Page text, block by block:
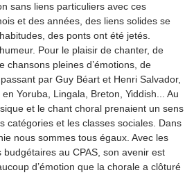
sans liens particuliers avec ces
et des années, des liens solides se
des ponts ont été jetés.
Pour le plaisir de chanter, de
chansons pleines d’émotions, de
par Guy Béart et Henri Salvador,
Yoruba, Lingala, Breton, Yiddish... Au
et le chant choral prenaient un sens
catégories et les classes sociales. Dans
nous sommes tous égaux. Avec les
au CPAS, son avenir est
d’émotion que la chorale a clôturé